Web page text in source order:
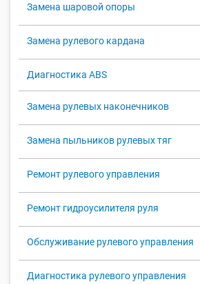
Замена шаровой опоры
Замена рулевого кардана
Диагностика ABS
Замена рулевых наконечников
Замена пыльников рулевых тяг
Ремонт рулевого управления
Ремонт гидроусилителя руля
Обслуживание рулевого управления
Диагностика рулевого управления